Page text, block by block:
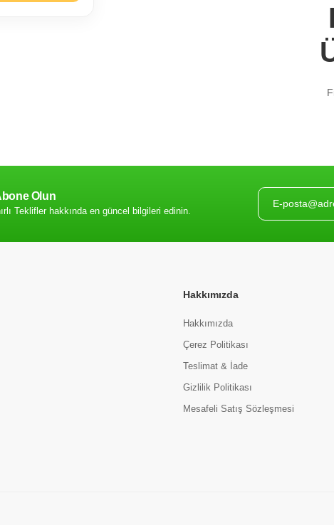
Olun
Teklifler hakkında en güncel bilgileri edinin.
Hakkımızda
Hakkımızda
Çerez Politikası
Teslimat & İade
Gizlilik Politikası
Mesafeli Satış Sözleşmesi